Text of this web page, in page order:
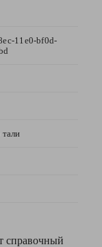
11e0-bf0d-
справочный